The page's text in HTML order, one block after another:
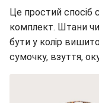
Це простий спосіб
комплект. Штани
бути у колір
сумочку, взуття,